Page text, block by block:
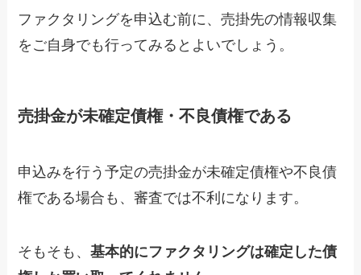
ファクタリングを申込む前に、売掛先の情報収集
をご自身でも行ってみるとよいでしょう。
売掛金が未確定債権・不良債権である
申込みを行う予定の売掛金が未確定債権や不良債
権である場合も、審査では不利になります。
そもそも、基本的にファクタリングは確定した債